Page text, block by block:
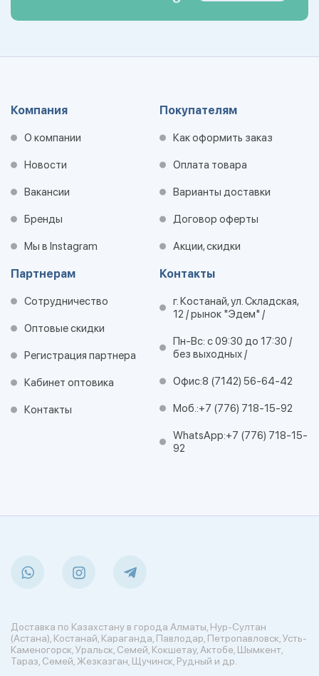
Компания
О компании
Новости
Вакансии
Бренды
Мы в Instagram
Покупателям
Как оформить заказ
Оплата товара
Варианты доставки
Договор оферты
Акции, скидки
Партнерам
Сотрудничество
Оптовые скидки
Регистрация партнера
Кабинет оптовика
Контакты
Контакты
г. Костанай, ул. Складская,
12 / рынок "Эдем" /
Пн-Вс: с 09:30 до 17:30 /
без выходных /
Офис:8 (7142) 56-64-42
Моб.:+7 (776) 718-15-92
WhatsApp:+7 (776) 718-15-
92
Доставка по Казахстану в города Алматы, Нур-Султан
(Астана), Костанай, Караганда, Павлодар, Петропавловск, Усть-
Каменогорск, Уральск, Семей, Кокшетау, Актобе, Шымкент,
Тараз, Семей, Жезказган, Щучинск, Рудный и др.